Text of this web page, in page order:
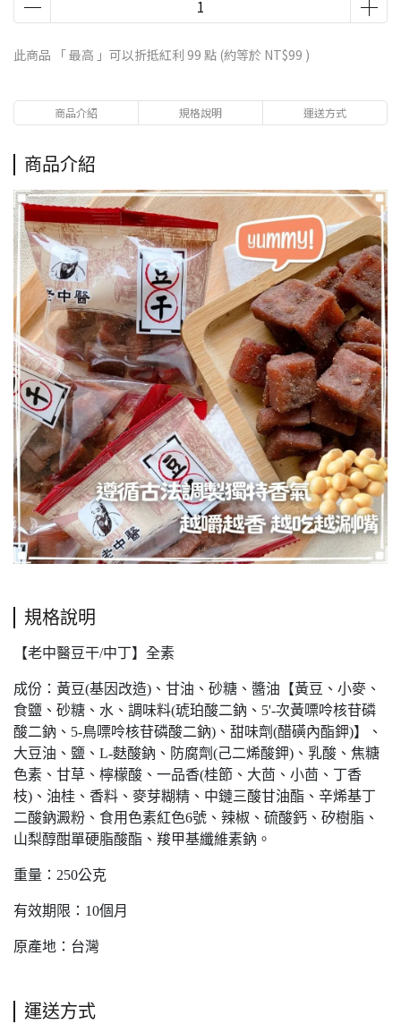
此商品 「 最高 」可以折抵紅利 99 點 (約等於 NT$99 )
商品介紹 規格說明 運送方式
商品介紹
規格說明
【老中醫豆干/中丁】全素
成份：黃豆(基因改造)、甘油、砂糖、醬油【黃豆、小麥、
食鹽、砂糖、水、調味料(琥珀酸二鈉、5'-次黃嘌呤核苷磷
酸二鈉、5-鳥嘌呤核苷磷酸二鈉)、甜味劑(醋磺內酯鉀)】、
大豆油、鹽、L-麩酸鈉、防腐劑(己二烯酸鉀)、乳酸、焦糖
色素、甘草、檸檬酸、一品香(桂節、大茴、小茴、丁香
枝)、油桂、香料、麥芽糊精、中鏈三酸甘油酯、辛烯基丁
二酸鈉澱粉、食用色素紅色6號、辣椒、硫酸鈣、矽樹脂、
山梨醇酣單硬脂酸酯、羧甲基纖維素鈉。
重量：250公克
有效期限：10個月
原產地：台灣
運送方式